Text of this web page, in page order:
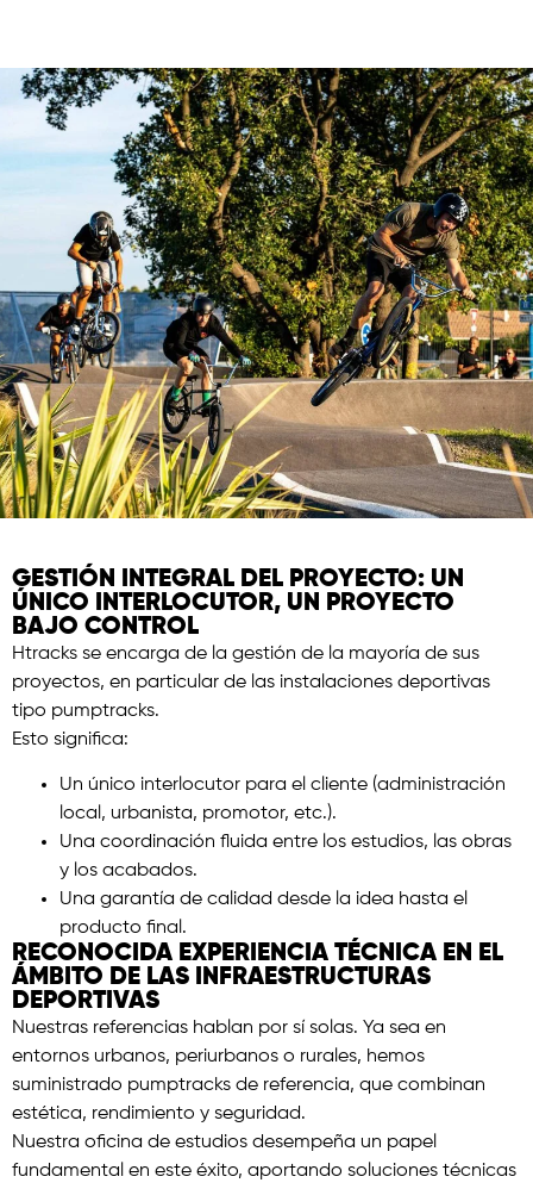
GESTIÓN INTEGRAL DEL PROYECTO: UN
ÚNICO INTERLOCUTOR, UN PROYECTO
BAJO CONTROL
Htracks se encarga de la gestión de la mayoría de sus
proyectos, en particular de las instalaciones deportivas
tipo pumptracks.
Esto significa:
Un único interlocutor para el cliente (administración
local, urbanista, promotor, etc.).
Una coordinación fluida entre los estudios, las obras
y los acabados.
Una garantía de calidad desde la idea hasta el
producto final.
RECONOCIDA EXPERIENCIA TÉCNICA EN EL
ÁMBITO DE LAS INFRAESTRUCTURAS
DEPORTIVAS
Nuestras referencias hablan por sí solas. Ya sea en
entornos urbanos, periurbanos o rurales, hemos
suministrado pumptracks de referencia, que combinan
estética, rendimiento y seguridad.
Nuestra oficina de estudios desempeña un papel
fundamental en este éxito, aportando soluciones técnicas